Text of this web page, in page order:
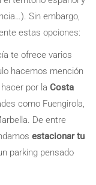
Sin embargo,
estas opciones:
te ofrece varios
hacemos mención
por la Costa
como Fuengirola,
De entre
estacionar tu
parking pensado